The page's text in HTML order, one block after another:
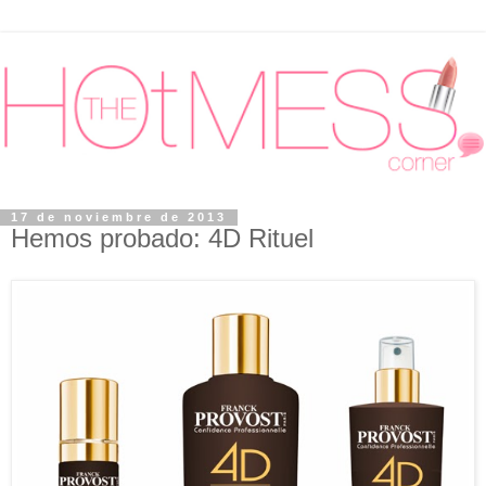
17 de noviembre de 2013
Hemos probado: 4D Rituel